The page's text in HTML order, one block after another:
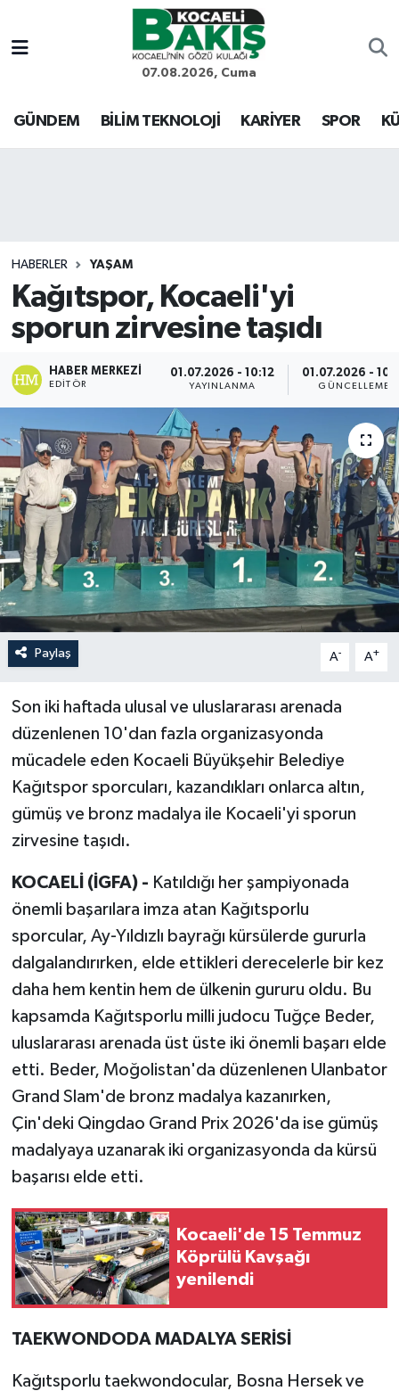
07.08.2026, Cuma
GÜNDEM BİLİM TEKNOLOJİ KARİYER SPOR
HABERLER YAŞAM
Kağıtspor, Kocaeli'yi
sporun zirvesine taşıdı
HABER MERKEZI
EDITÖR
01.07.2026 - 10:12
YAYINLANMA
01.07.2026 -
GÜNCELLEME
Paylaş A- A+
Son iki haftada ulusal ve uluslararası arenada
düzenlenen 10'dan fazla organizasyonda
mücadele eden Kocaeli Büyükşehir Belediye
Kağıtspor sporcuları, kazandıkları onlarca altın,
gümüş ve bronz madalya ile Kocaeli'yi sporun
zirvesine taşıdı.
KOCAELİ (İGFA) - Katıldığı her şampiyonada
önemli başarılara imza atan Kağıtsporlu
sporcular, Ay-Yıldızlı bayrağı kürsülerde gururla
dalgalandırırken, elde ettikleri derecelerle bir kez
daha hem kentin hem de ülkenin gururu oldu. Bu
kapsamda Kağıtsporlu milli judocu Tuğçe Beder,
uluslararası arenada üst üste iki önemli başarı elde
etti. Beder, Moğolistan'da düzenlenen Ulanbator
Grand Slam'de bronz madalya kazanırken,
Çin'deki Qingdao Grand Prix 2026'da ise gümüş
madalyaya uzanarak iki organizasyonda da kürsü
başarısı elde etti.
Kocaeli'de 15 Temmuz
Köprülü Kavşağı
yenilendi
TAEKWONDODA MADALYA SERİSİ
Kağıtsporlu taekwondocular, Bosna Hersek ve
Kocaeli Nöbetçi Eczaneler
Kocaeli Hava Durumu
Son Dakika Haberleri
Haber Arşivi